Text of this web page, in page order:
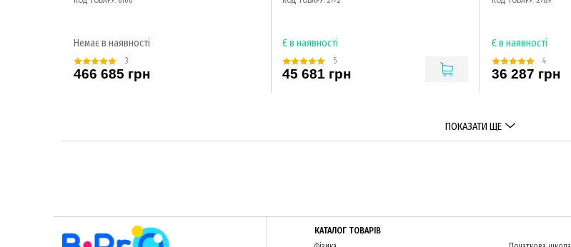
Немає в наявності
3
466 685 грн
Є в наявності
5
45 681 грн
Є в наявності
4
36 287 грн
ПОКАЗАТИ ЩЕ
КАТАЛОГ ТОВАРІВ